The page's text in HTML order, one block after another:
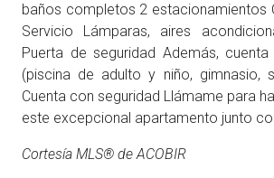
baños completos 2 estacionamientos
Servicio Lámparas, aires
Puerta de seguridad Además,
(piscina de adulto y niño, gimnasio,
Cuenta con seguridad Llámame para
este excepcional apartamento junto
Cortesía MLS® de ACOBIR